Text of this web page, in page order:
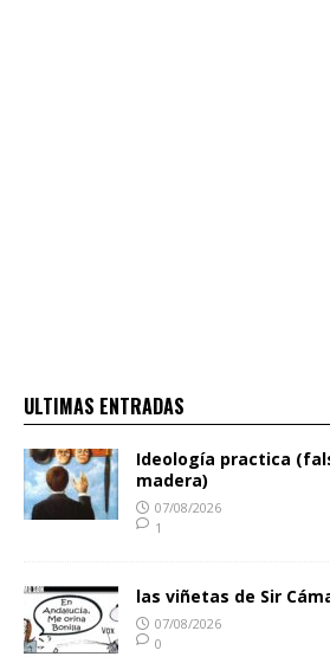
ULTIMAS ENTRADAS
Ideología practica
madera)
07/08/2026
1
las viñetas de Sir
07/08/2026
0